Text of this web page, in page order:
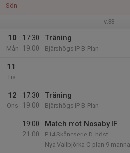
Sön
v.33
10
Mån
17:30
19:00
Träning
Bjärshögs IP B-Plan
11
Tis
12
Ons
17:30
19:00
Träning
Bjärshögs IP B-Plan
19:00
21:00
Match mot Nosaby IF
P14 Skåneserie D, höst
Nya Vallbjörka C-plan 9-manna